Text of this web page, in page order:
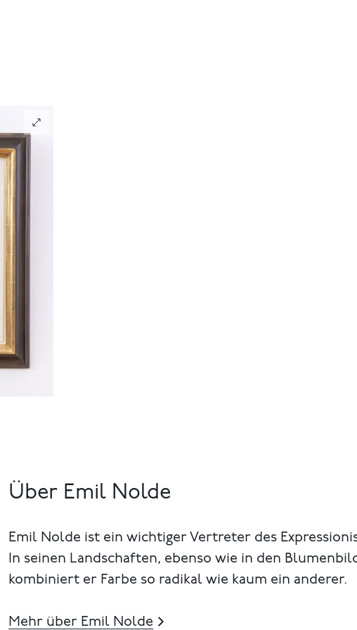
Über Emil Nolde
Emil Nolde ist ein wichtiger Vertreter des
In seinen Landschaften, ebenso wie in den
kombiniert er Farbe so radikal wie kaum ein anderer.
Mehr über Emil Nolde